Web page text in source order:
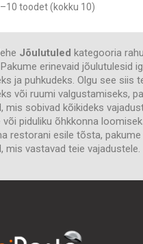
toodet (kokku 10)
Jõulutuled kategooria
erinevaid jõulutulesid
ja puhkudeks. Olgu see siis
või ruumi valgustamiseks,
mis sobivad kõikideks
piduliku õhkkonna
restorani esile tõsta, pakume
mis vastavad teie vajadustele.